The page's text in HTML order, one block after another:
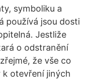
symboliku a
používá jsou dosti
Jestliže
o odstranění
že vše co
k otevření jiných